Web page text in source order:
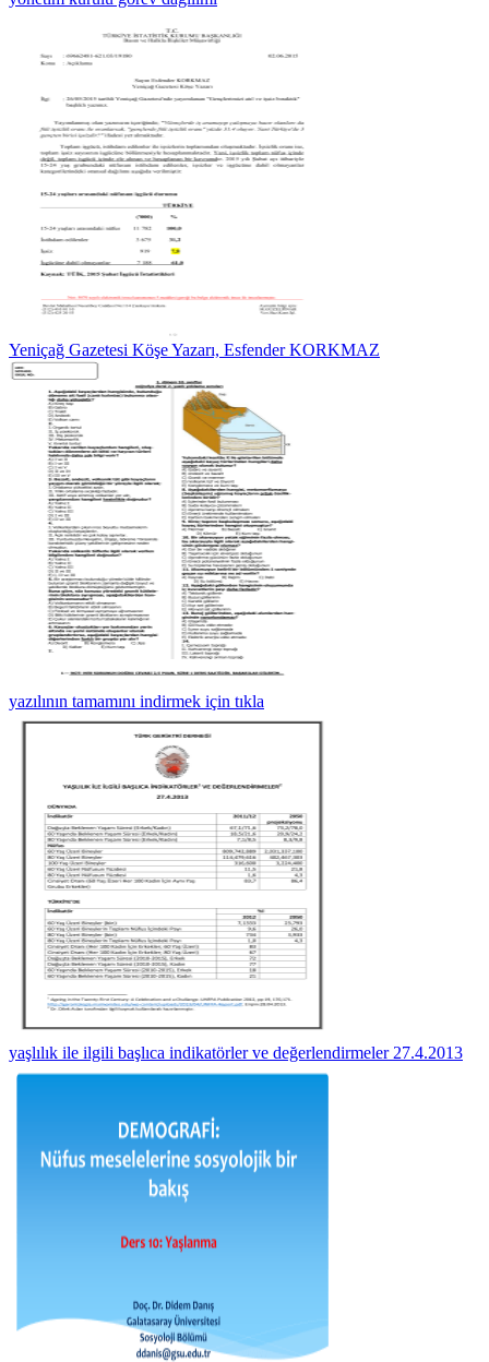
Yeniçağ Gazetesi Köşe Yazarı, Esfender KORKMAZ
yazılının tamamını indirmek için tıkla
yaşlılık ile ilgili başlıca indikatörler ve değerlendirmeler 27.4.2013